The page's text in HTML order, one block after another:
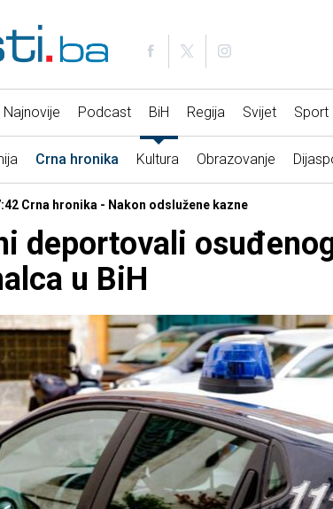
Najnovije Podcast BiH Regija Svijet Sport
Crna hronika Kultura Obrazovanje
Crna hronika - Nakon odslužene kazne
deportovali
u BiH